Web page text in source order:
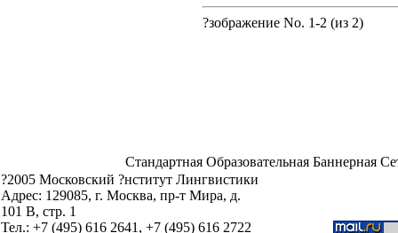
?зображение No. 1-2 (из 2)
Стандартная Образовательная Баннерная
?2005 Московский ?нститут Лингвистики
Адрес: 129085, г. Москва, пр-т Мира, д.
101 В, стр. 1
Тел.: +7 (495) 616 2641, +7 (495) 616 2722